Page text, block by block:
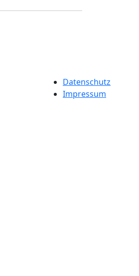
Datenschutz
Impressum